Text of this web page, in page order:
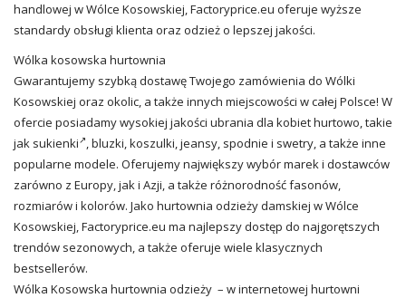
handlowej w Wólce Kosowskiej, Factoryprice.eu oferuje wyższe
standardy obsługi klienta oraz odzież o lepszej jakości.
Wólka kosowska hurtownia
Gwarantujemy szybką dostawę Twojego zamówienia do Wólki
Kosowskiej oraz okolic, a także innych miejscowości w całej Polsce! W
ofercie posiadamy wysokiej jakości ubrania dla kobiet hurtowo, takie
jak sukienki , bluzki, koszulki, jeansy, spodnie i swetry, a także inne
popularne modele. Oferujemy największy wybór marek i dostawców
zarówno z Europy, jak i Azji, a także różnorodność fasonów,
rozmiarów i kolorów. Jako hurtownia odzieży damskiej w Wólce
Kosowskiej, Factoryprice.eu ma najlepszy dostęp do najgorętszych
trendów sezonowych, a także oferuje wiele klasycznych
bestsellerów.
Wólka Kosowska hurtownia odzieży – w internetowej hurtowni